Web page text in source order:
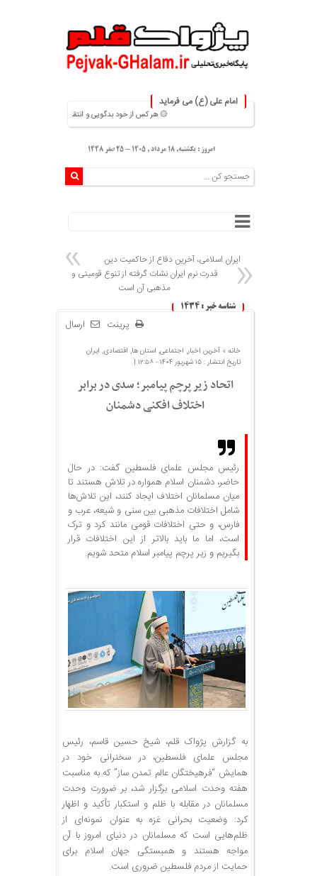
امام علی (ع) می فرماید
۞ هر کس از خود بدگویی و انتقاد کند٬خود را اصلاح کرده و هر کس خودستایی نماید٬ پس به تحقیق خویش را تباه نموده است. ۞
امروز : یکشنبه, ۱۸ مرداد , ۱۴۰۵ - 25 صفر 1448
ایران اسلامی، آخرین دفاع از حاکمیت دین
قدرت نرم ایران نشات گرفته از تنوع قومیتی و
مذهبی آن است
شناسه خبر : 1434
ارسال پرینت
خانه » آخرین اخبار, اجتماعی, استان ها, اقتصادی, ایران
تاریخ انتشار : ۱۵ شهریور ۱۴۰۴ - ۱۲:۵۸ |
اتحاد زیر پرچم پیامبر؛ سدی در برابر
اختلاف افکنی دشمنان
رئیس مجلس علمای فلسطین گفت: در حال
حاضر، دشمنان اسلام همواره در تلاش هستند تا
میان مسلمانان اختلاف ایجاد کنند، این تلاش‌ها
شامل اختلافات مذهبی بین سنی و شیعه، عرب و
فارس، و حتی اختلافات قومی مانند کرد و ترک
است، اما ما باید بالاتر از این اختلافات قرار
بگیریم و زیر پرچم پیامبر اسلام متحد شویم.
به گزارش پژواک قلم، شیخ حسین قاسم، رئیس
مجلس علمای فلسطین، در سخنرانی خود در
همایش “فرهیختگان عالم تمدن ساز” که به مناسبت
هفته وحدت اسلامی برگزار شد، بر ضرورت وحدت
مسلمانان در مقابله با ظلم و استکبار تأکید و اظهار
کرد: وضعیت بحرانی غزه به عنوان نمونه‌ای از
ظلم‌هایی است که مسلمانان در دنیای امروز با آن
مواجه هستند و همبستگی جهان اسلام برای
حمایت از مردم فلسطین ضروری است.